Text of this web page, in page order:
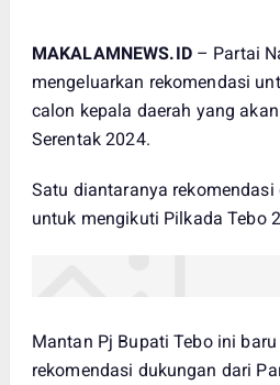
MAKALAMNEWS.ID – Partai
mengeluarkan rekomendasi
calon kepala daerah yang
Serentak 2024.
Satu diantaranya rekomendasi
untuk mengikuti Pilkada Tebo
Mantan Pj Bupati Tebo ini
rekomendasi dukungan dari